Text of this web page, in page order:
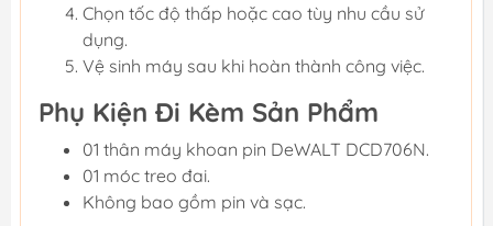
Chọn tốc độ thấp hoặc cao tùy nhu cầu sử
dụng.
Vệ sinh máy sau khi hoàn thành công việc.
Phụ Kiện Đi Kèm Sản Phẩm
01 thân máy khoan pin DeWALT DCD706N.
01 móc treo đai.
Không bao gồm pin và sạc.